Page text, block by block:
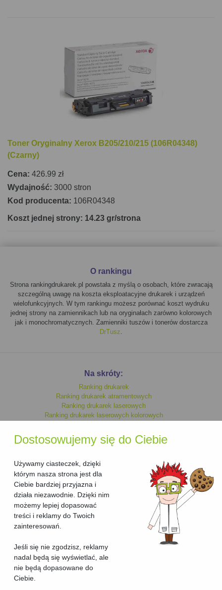
Dostosowujemy się do Ciebie
Używamy ciasteczek, dzięki
którym nasza strona jest dla
Ciebie bardziej przyjazna i
działa niezawodnie. Dzięki nim
możemy lepiej dopasować
treści i reklamy do Twoich
zainteresowań.
Jeśli się nie zgodzisz, reklamy
nadal będą się wyświetlać, ale
nie będą dopasowane do
Ciebie.
Toner Oryginalny Xerox B205/210/215 (106R04348)
(Czarny)
Cena: 426.99 zł
Wydajność: 3000 stron
Kod producenta: 106R04348
Koszt jednej strony: 14.23 gr/strona
O rankingu
Strona rankingdrukarek.pl powstała z myślą o osobach, które zwracają
szczególną uwagę na koszta eksploatacyjne drukarek i urządzeń
wielofunkcyjnych. W tym rankingu możesz porównać koszt wydruku
jednej strony na zamiennikach lub na oryginałach zarówno kolorowych
jak i monochromatycznych. Zamienniki tuszów i tonerów dostarcza
DrTusz.
Na skróty:
Ranking drukarek
Ranking drukarek atramentowych
Ranking drukarek laserowych
Ranking drukarek laserowych kolorowych
Ranking drukarek kolorowych
Ranking drukarek laserowych
Ranking drukarek atramentowych monochromatycznych
Ranking urzadzen wielofunkcyjnych
Ranking urzadzen wielofunkcyjnych laserowych
Ranking urzadzen wielofunkcyjnych laserowych kolorowych
Ranking urzadzen wielofunkcyjnych kolorowych
Ranking urzadzen wielofunkcyjnych atramentowych kolorowych
Ranking urzadzen wielofunkcyjnych atramentowych
Ranking urzadzen wielofunkcyjnych atramentowych
monochromatycznych
Ranking urzadzen wielofunkcyjnych monochromatycznych